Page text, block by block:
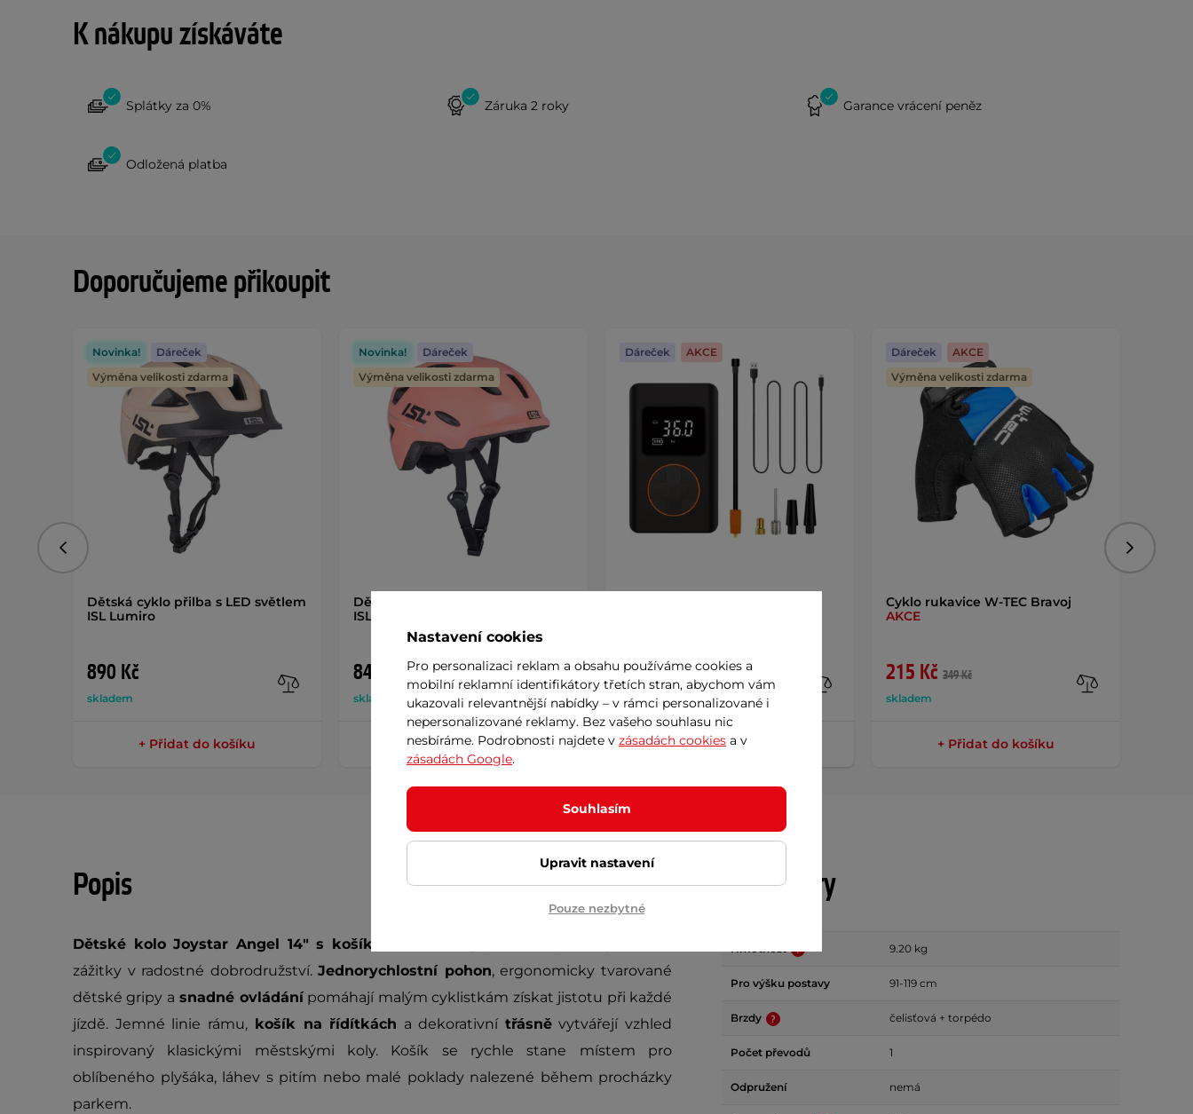
K nákupu získáváte
Splátky za 0% Záruka 2 roky Garance vrácení peněz
Odložená platba
Doporučujeme přikoupit
Dětská cyklo přilba s LED světlem
ISL Lumiro
890 Kč
skladem
Novinka!
Dáreček
Výměna velikosti zdarma
+ Přidat do košíku
Dětská cyklo přilba s LED světlem
ISL Lumitto
849 Kč
skladem
Novinka!
Dáreček
Výměna velikosti zdarma
+ Přidat do košíku
789 Kč 999 Kč
skladem
Dáreček AKCE
+ Přidat do košíku
Cyklo rukavice W-TEC Bravoj
AKCE
215 Kč 349 Kč
skladem
Dáreček
AKCE
Výměna velikosti zdarma
+ Přidat do košíku
Předchozí
Popis
Dětské kolo Joystar Angel 14" s košíkem a kolečky
zážitky v radostné dobrodružství.Jednorychlostní pohon, ergonomicky tvarované
dětské gripy a snadné ovládánípomáhají malým cyklistkám získat jistotu při každé
jízdě. Jemné linie rámu,košík na řídítkách a dekorativní třásněvytvářejí vzhled
inspirovaný klasickými městskými koly. Košík se rychle stane místem pro
oblíbeného plyšáka, láhev s pitím nebo malé poklady nalezené během procházky
parkem.
Parametry
Hmotnost 9.20 kg
Pro výšku postavy 91-119 cm
Brzdy čelisťová + torpédo
Počet převodů 1
Odpružení nemá
Nastavení cookies
Pro personalizaci reklam a obsahu používáme cookies a
mobilní reklamní identifikátory třetích stran, abychom vám
ukazovali relevantnější nabídky – v rámci personalizované i
nepersonalizované reklamy. Bez vašeho souhlasu nic
nesbíráme. Podrobnosti najdete v zásadách cookies a v
zásadách Google.
Souhlasím
Upravit nastavení
Pouze nezbytné